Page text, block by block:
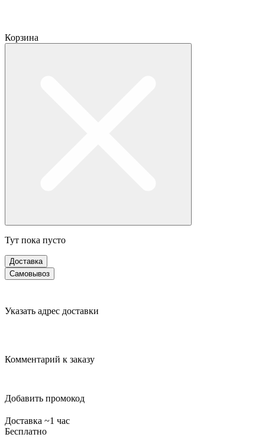
Корзина
Тут пока пусто
Доставка
Самовывоз
Указать адрес доставки
Комментарий к заказу
Добавить промокод
Доставка ~1 час
Бесплатно